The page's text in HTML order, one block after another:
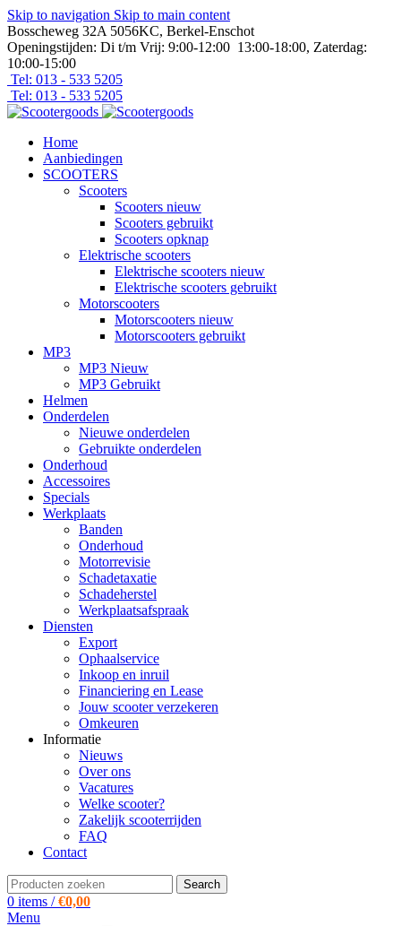
Skip to navigation Skip to main content
Bosscheweg 32A 5056KC, Berkel-Enschot
Openingstijden: Di t/m Vrij: 9:00-12:00 13:00-18:00, Zaterdag:
10:00-15:00
Tel: 013 - 533 5205
Tel: 013 - 533 5205
Home
Aanbiedingen
SCOOTERS
Scooters
Scooters nieuw
Scooters gebruikt
Scooters opknap
Elektrische scooters
Elektrische scooters nieuw
Elektrische scooters gebruikt
Motorscooters
Motorscooters nieuw
Motorscooters gebruikt
MP3
MP3 Nieuw
MP3 Gebruikt
Helmen
Onderdelen
Nieuwe onderdelen
Gebruikte onderdelen
Onderhoud
Accessoires
Specials
Werkplaats
Banden
Onderhoud
Motorrevisie
Schadetaxatie
Schadeherstel
Werkplaatsafspraak
Diensten
Export
Ophaalservice
Inkoop en inruil
Financiering en Lease
Jouw scooter verzekeren
Omkeuren
Informatie
Nieuws
Over ons
Vacatures
Welke scooter?
Zakelijk scooterrijden
FAQ
Contact
Search
0 items / €0,00
Menu